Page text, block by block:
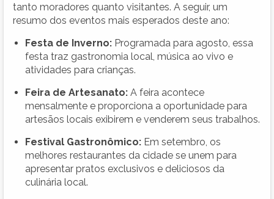
tanto moradores quanto visitantes. A seguir, um
resumo dos eventos mais esperados deste ano:
Festa de Inverno: Programada para agosto, essa
festa traz gastronomia local, música ao vivo e
atividades para crianças.
Feira de Artesanato: A feira acontece
mensalmente e proporciona a oportunidade para
artesãos locais exibirem e venderem seus trabalhos.
Festival Gastronômico: Em setembro, os
melhores restaurantes da cidade se unem para
apresentar pratos exclusivos e deliciosos da
culinária local.